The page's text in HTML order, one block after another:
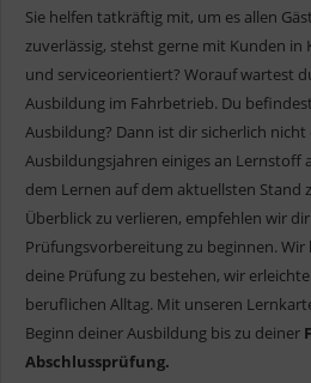
Sie helfen tatkräftig mit, um es allen
zuverlässig, stehst gerne mit Kunden
und serviceorientiert? Worauf wartest
Ausbildung im Fahrbetrieb. Du
Ausbildung? Dann ist dir sicherlich
Ausbildungsjahren einiges an Lernstoff
dem Lernen auf dem aktuellsten Stand
Überblick zu verlieren, empfehlen wir
Prüfungsvorbereitung zu beginnen.
deine Prüfung zu bestehen, wir
beruflichen Alltag. Mit unseren
Beginn deiner Ausbildung bis zu deiner
Abschlussprüfung.